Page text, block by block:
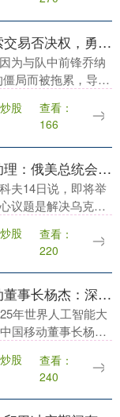
炒股开户 库明加索交易否决权，勇士终止所有谈判，去留问题终于迎来答案
为与队中前锋乔纳
局而被拖累，导致
得到两名二轮秀之
员市场上毫无作
股
查看：
166
炒股开户 俄总统助理：俄美总统会晤的核心议题是解决乌克兰危机
夫14日说，即将举
议题是解决乌克兰
说炒股开户，两位
定，会晤将于莫斯
股
查看：
220
炒股开户 中国移动董事长杨杰：深入实施“AI+”行动，全面赋能产业焕新升级
年世界人工智能大
国移动董事长杨杰
企业人工智能产业
站在人工智能演进
股
查看：
240